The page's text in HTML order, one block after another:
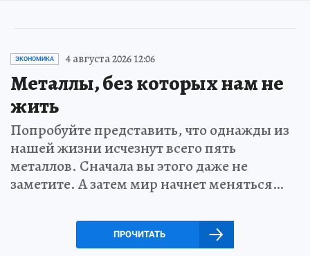
ЭКОНОМИКА 4 августа 2026 12:06
Металлы, без которых нам не
жить
Попробуйте представить, что однажды из
нашей жизни исчезнут всего пять
металлов. Сначала вы этого даже не
заметите. А затем мир начнет меняться…
ПРОЧИТАТЬ